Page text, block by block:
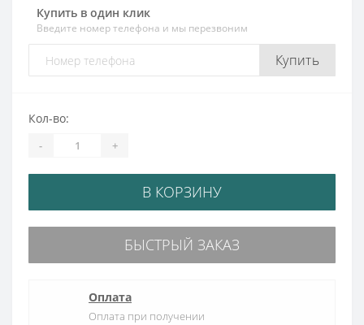
Купить в один клик
Введите номер телефона и мы перезвоним
Купить
Кол-во:
- +
В КОРЗИНУ
БЫСТРЫЙ ЗАКАЗ
Оплата
Оплата при получении